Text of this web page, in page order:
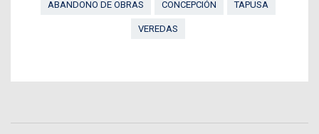
ABANDONO DE OBRAS
CONCEPCIÓN TAPUSA
VEREDAS